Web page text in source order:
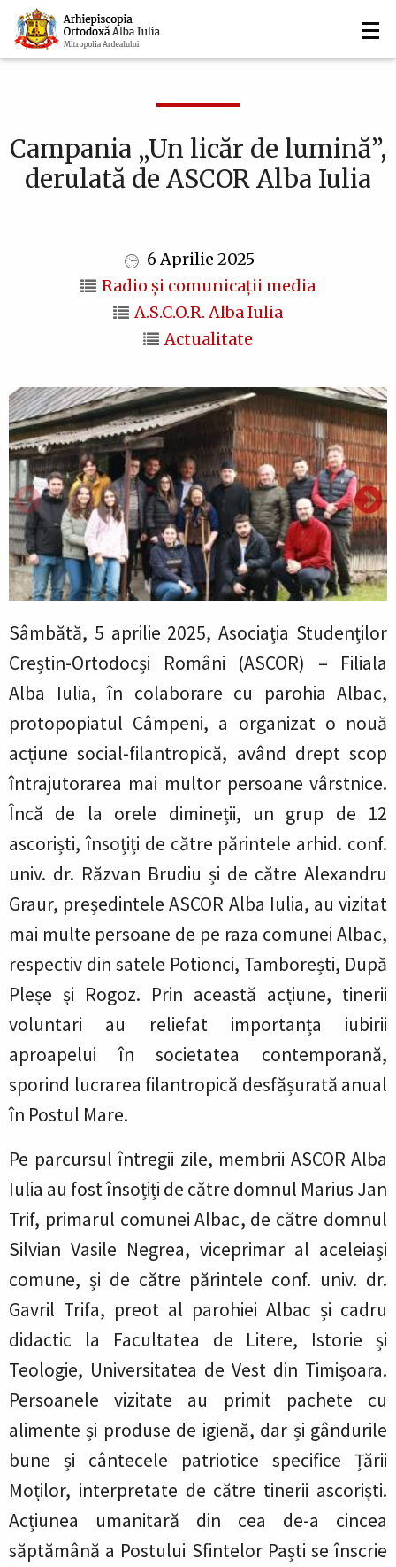
Mergi
la
conţinutul
Navigare
principală
Campania „Un licăr de lumină”,
derulată de ASCOR Alba Iulia
6 Aprilie 2025
Radio și comunicații media
A.S.C.O.R. Alba Iulia
Actualitate
Sâmbătă, 5 aprilie 2025, Asociația Studenților
Creștin-Ortodocși Români (ASCOR) – Filiala
Alba Iulia, în colaborare cu parohia Albac,
protopopiatul Câmpeni, a organizat o nouă
acțiune social-filantropică, având drept scop
întrajutorarea mai multor persoane vârstnice.
Încă de la orele dimineții, un grup de 12
ascoriști, însoțiți de către părintele arhid. conf.
univ. dr. Răzvan Brudiu și de către Alexandru
Graur, președintele ASCOR Alba Iulia, au vizitat
mai multe persoane de pe raza comunei Albac,
respectiv din satele Potionci, Tamborești, După
Pleșe și Rogoz. Prin această acțiune, tinerii
voluntari au reliefat importanța iubirii
aproapelui în societatea contemporană,
sporind lucrarea filantropică desfășurată anual
în Postul Mare.
Pe parcursul întregii zile, membrii ASCOR Alba
Iulia au fost însoțiți de către domnul Marius Jan
Trif, primarul comunei Albac, de către domnul
Silvian Vasile Negrea, viceprimar al aceleiași
comune, și de către părintele conf. univ. dr.
Gavril Trifa, preot al parohiei Albac și cadru
didactic la Facultatea de Litere, Istorie și
Teologie, Universitatea de Vest din Timișoara.
Persoanele vizitate au primit pachete cu
alimente și produse de igienă, dar și gândurile
bune și cântecele patriotice specifice Țării
Moților, interpretate de către tinerii ascoriști.
Acțiunea umanitară din cea de-a cincea
săptămână a Postului Sfintelor Paști se înscrie